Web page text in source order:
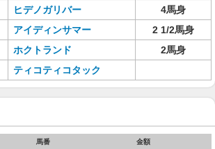
ヒデノガリバー
4馬身
アイディンサマー
2 1/2馬身
ホクトランド
2馬身
ティコティコタック
馬番 金額